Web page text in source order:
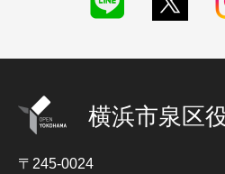
横浜市泉区
〒245-0024